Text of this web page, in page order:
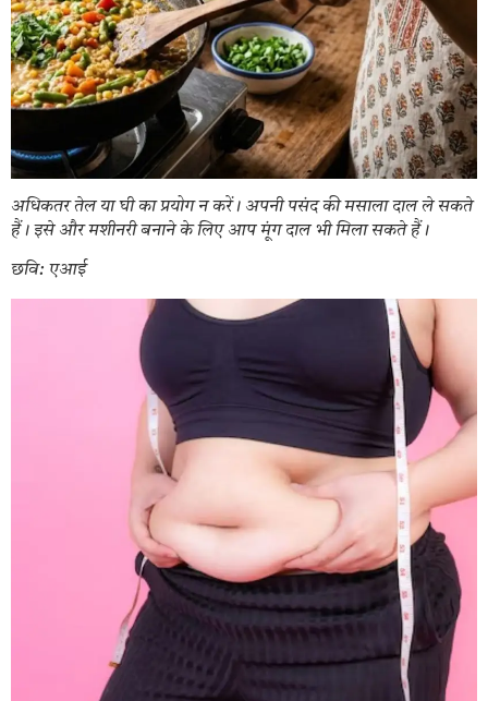
अधिकतर तेल या घी का प्रयोग न करें। अपनी पसंद की मसाला दाल ले सकते
हैं। इसे और मशीनरी बनाने के लिए आप मूंग दाल भी मिला सकते हैं।
छवि: एआई